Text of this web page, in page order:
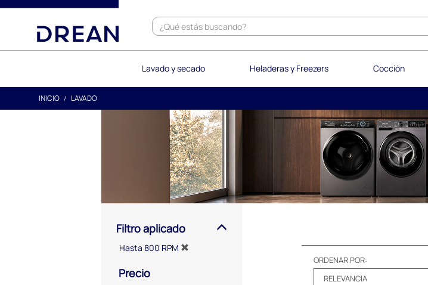
text.skipToContent
text.skipToNavigation
Lavado y secado Heladeras y Freezers Cocción
INICIO LAVADO
Filtro aplicado
Hasta 800 RPM
Precio
ORDENAR POR: